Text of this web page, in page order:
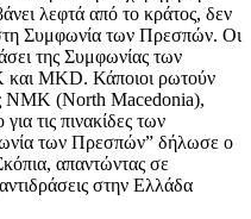
λεφτά από το κράτος, δεν
Συμφωνία των Πρεσπών. Οι
της Συμφωνίας των
και MKD. Κάποιοι ρωτούν
NMΚ (North Macedonia),
τις πινακίδες των
των Πρεσπών” δήλωσε ο
απαντώντας σε
στην Ελλάδα